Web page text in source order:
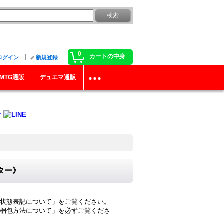
0 カートの中身
グイン 新規登録
MTG通販 デュエマ通販
》
態表記について」をご覧ください。
包方法について」を必ずご覧くださ